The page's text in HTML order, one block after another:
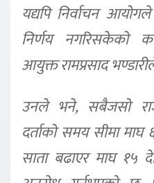
यद्यपि निर्वाचन
निर्णय नगरिसकेको
आयुक्त रामप्रसाद
उनले भने, सबैजसो
दर्ताको समय सीमा
साता बढाएर माघ १५